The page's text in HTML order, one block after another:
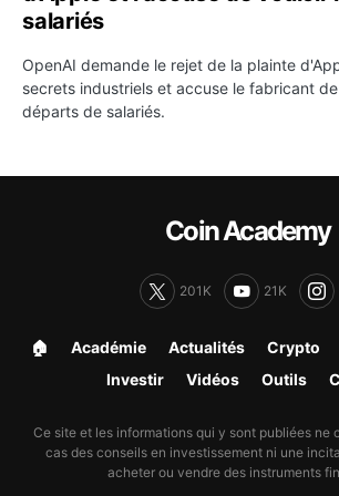
salariés
OpenAI demande le rejet de la plainte
secrets industriels et accuse le fabricant
départs de salariés.
Coin Academy
201K 21K
🏠︎ Académie Actualités Crypto
Investir Vidéos Outils
Ce site et les informations qui y sont publiées ne
cas des conseils en investissement ni une
acheter ou vendre des instruments